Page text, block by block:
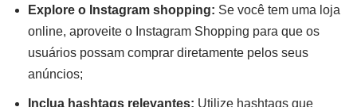
Explore o Instagram shopping: Se você tem uma loja
online, aproveite o Instagram Shopping para que os
usuários possam comprar diretamente pelos seus
anúncios;
Inclua hashtags relevantes: Utilize hashtags que